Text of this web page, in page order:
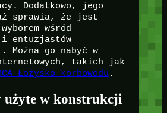
Dodatkowo, jego
sprawia, że jest
wśród
i entuzjastów
Można go nabyć w
takich jak
Łożysko korbowodu .
użyte w konstrukcji